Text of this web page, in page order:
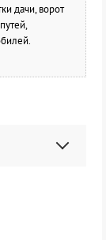
дачи, ворот